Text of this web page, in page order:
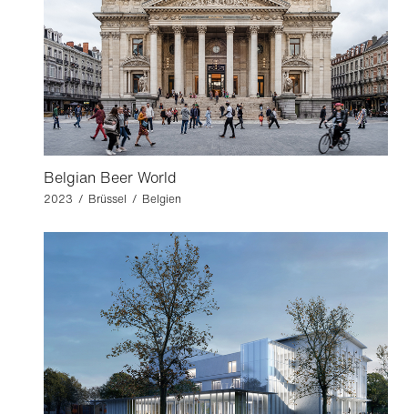
Belgian Beer World
2023 / Brüssel / Belgien